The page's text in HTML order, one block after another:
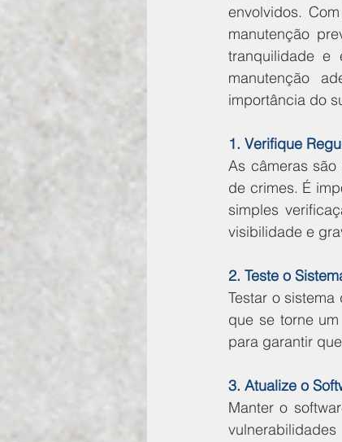
envolvidos.
manutenção
tranquilidade e
manutenção
importância do
1. Verifique
As câmeras
de crimes. É
simples
visibilidade e
2. Teste o
Testar o
que se torne
para garantir
3. Atualize o
Manter o